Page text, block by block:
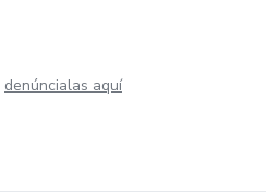
denúncialas aquí